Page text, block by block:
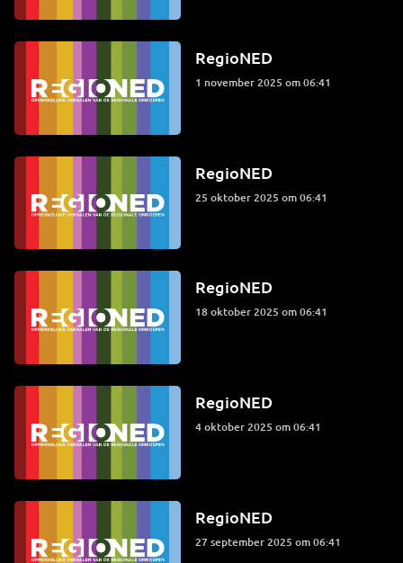
RegioNED
1 november 2025 om 06:41
RegioNED
25 oktober 2025 om 06:41
RegioNED
18 oktober 2025 om 06:41
RegioNED
4 oktober 2025 om 06:41
RegioNED
27 september 2025 om 06:41